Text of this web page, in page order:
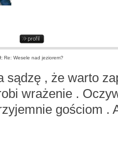
Re: Wesele nad jeziorem?
sądzę , że warto
wrażenie .
gościom .